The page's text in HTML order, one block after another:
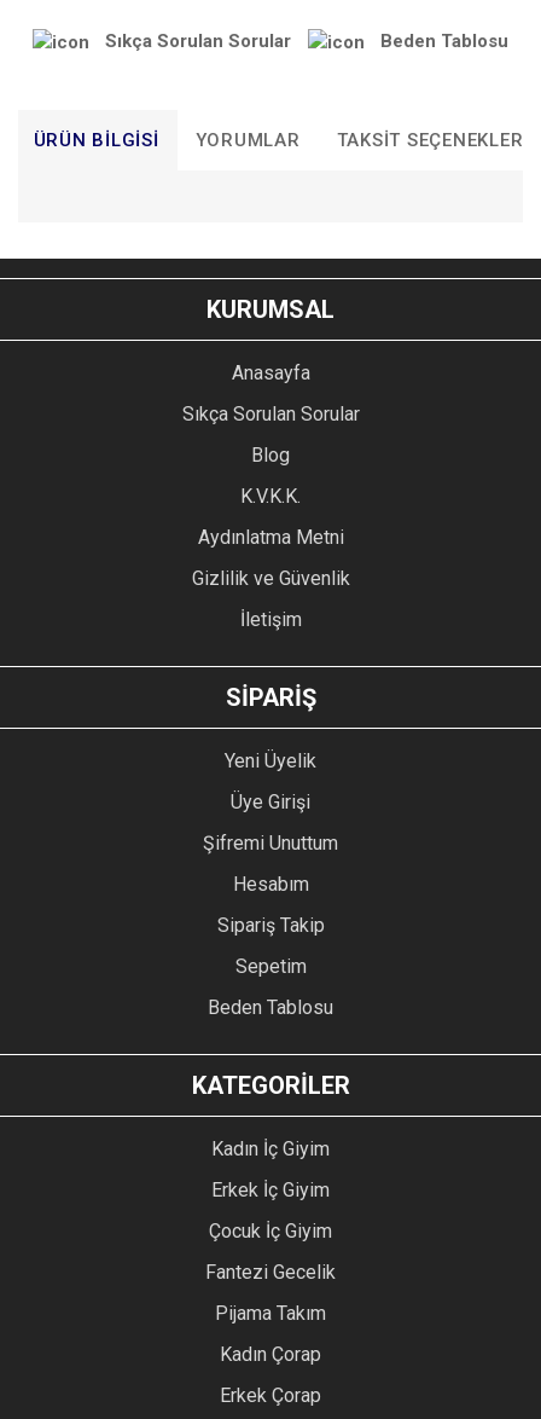
Sıkça Sorulan Sorular Beden Tablosu
ÜRÜN BILGISI YORUMLAR TAKSIT SEÇENEKLERI
YORUM YAZ
Bu ürünün fiyat bilgisi, resim, ürün açıklamalarında ve diğer
konularda yetersiz gördüğünüz noktaları öneri formunu
kullanarak tarafımıza iletebilirsiniz.
Ürün resmi kalitesiz, bozuk veya görüntülenemiyor.
Ürün açıklamasında eksik bilgiler bulunuyor.
Ürün bilgilerinde hatalar bulunuyor.
Ürün fiyatı diğer sitelerden daha pahalı.
GÖNDER
KURUMSAL
Anasayfa
Sıkça Sorulan Sorular
Blog
K.V.K.K.
Aydınlatma Metni
Gizlilik ve Güvenlik
İletişim
SİPARİŞ
Yeni Üyelik
Üye Girişi
Şifremi Unuttum
Hesabım
Sipariş Takip
Sepetim
Beden Tablosu
KATEGORİLER
Kadın İç Giyim
Erkek İç Giyim
Çocuk İç Giyim
Fantezi Gecelik
Pijama Takım
Kadın Çorap
Erkek Çorap